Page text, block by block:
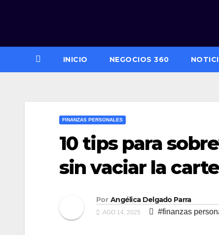
INICIO NEGOCIOS 360
FINANZAS PERSONALES
10 tips para
sin vaciar la
Por Angélica Delgado Parra
AGO 14, 2025 #finanzas